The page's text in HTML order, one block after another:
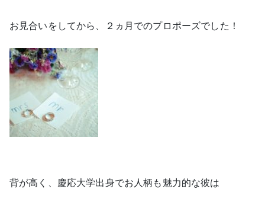
お見合いをしてから、２ヵ月でのプロポーズでした！
背が高く、慶応大学出身でお人柄も魅力的な彼は